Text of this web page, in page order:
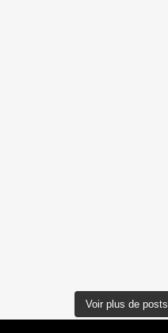
Voir plus de posts